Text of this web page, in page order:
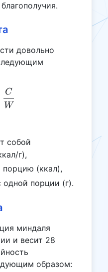
довольно
Dc = \frac{C}{W}
W
C
собой
г),
(ккал),
порции (г).
миндаля
и весит 28
образом: